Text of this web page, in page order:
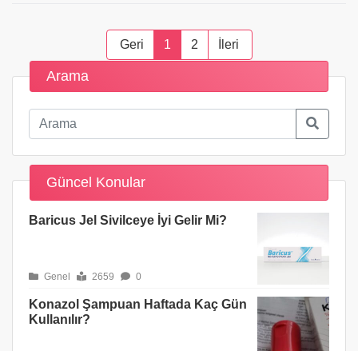
Geri 1 2 İleri
Arama
Güncel Konular
Baricus Jel Sivilceye İyi Gelir Mi?
Genel 2659 0
Konazol Şampuan Haftada Kaç Gün
Kullanılır?